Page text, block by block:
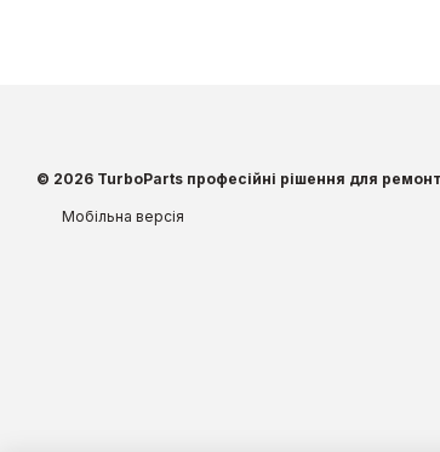
© 2026 TurboParts професійні рішення для
Мобільна версія